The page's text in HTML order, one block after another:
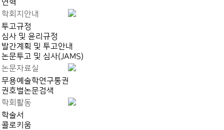
연혁
학회지안내
투고규정
심사 및 윤리규정
발간계획 및 투고안내
논문투고 및 심사(JAMS)
논문자료실
무용예술학연구통권
권호별논문검색
학회활동
학술서
콜로키움